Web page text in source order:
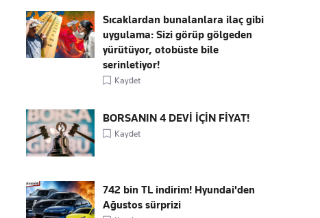
Sıcaklardan bunalanlara ilaç gibi
uygulama: Sizi görüp gölgeden
yürütüyor, otobüste bile
serinletiyor!
Kaydet
BORSANIN 4 DEVİ İÇİN FİYAT!
Kaydet
742 bin TL indirim! Hyundai'den
Ağustos sürprizi